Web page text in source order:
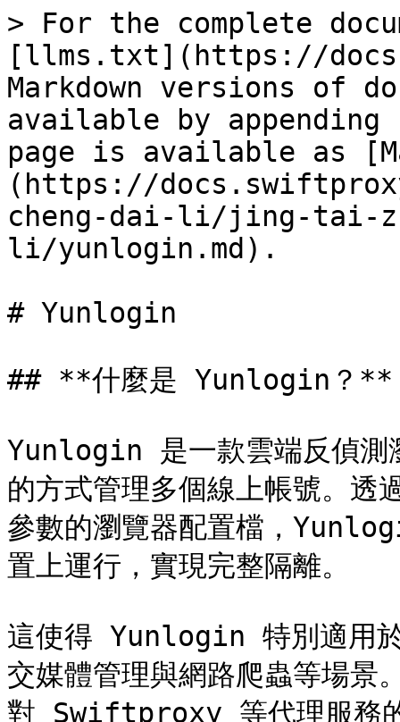
> For the complete
[llms.txt](https://
Markdown versions of
available by
page is available as
(https://
cheng-dai-li/jing-tai-
li/yunlogin.md).
# Yunlogin
## **什麼是 Yunlogin？**
Yunlogin 是一款雲端反偵測
的方式管理多個線上帳號。
參數的瀏覽器配置檔，
置上運行，實現完整隔離。
這使得 Yunlogin 特別適用於
交媒體管理與網路爬蟲等場景
對 Swiftproxy 等代理服務